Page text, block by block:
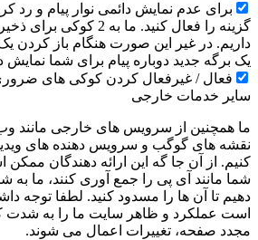
برای عدم نمایش دائمی نوار پیام و رد
گزینه را فعال کنید. ما به 2
داریم. در غیر این صورت هنگام باز کردن
یک برگه جدید دوباره پیام برای شما نمایش
فعال / غیرفعال کردن کوکی های
سایر خدمات خارجی
ما همچنین از سرویس های خارجی مانند
نقشه های گوگب و سرویس دهنده های
کنیم. از آن جا گه این ارائه دهندگان
شما مانند آی پی را جمع آوری کنند، ما به
دهیم تا آن ها را مسدود کنید. لطفا توجه
است عملکرد و ظاهر سایت ما را به شدت
مجدد صفحه، تغییرات اعمال می شوند.